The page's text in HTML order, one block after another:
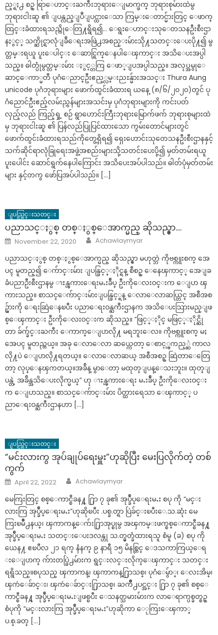
ည့္ရႈ႕ စဥ္ ရြာေဟာင္းႀကီးဘုရားေျမာက္ဖက္ ဘုရားစုမ်ားထဲမွ
ဘုရားငါးဆူ ၏ ျပန္လည္ျပဳျပင္ထားေသာ ကြမ္းေတာင္မ်ားတြင္ ေဖာက္
ထြင္းခံထားရသည္ကိုေတြ႔ရွိရ၍… ေရွးေဟာင္းသုေတသနဦးစီးဌာ
နႏွင့္ သက္ဆိုင္ရာလုံျခဳေရးအဖြဲ႕အစည္းမ်ားသို႔သတင္းေပးပို႔၍ မွ
တ္တမ္းရယူ ပူးေပါင္း ေဆာင္ရြက္ေနပါေၾကာင္း အသိေပးအပ္ပါ
သည္။ ဓါတ္ပုံမွတ္တမ္းမ်ား ႏွင့္တကြ ေဖာ္ျပအပ္ပါသည္။ အလုပ္အမွုေ
ဆာင္ေကာ္မတီ ပုဂံေညာင္ဦးဧည့္လမ္းညႊန္မ်ားအသင္း Thura Aung
unicode ပုဂံဘုရားများ ဖောက်ထွင်းခံထားရ ယနေ့ (၈/၆/၂၀၂၀)တွင် ပု
ဂံညောင်ဦးဧည့်လမ်းညွှန်များအသင်းမှ ပုဂံဘုရားများကို ကင်းပတ်
လှည့်လည် ကြည့်ရှု့ စဉ် ရွာဟောင်းကြီးဘုရားမြောက်ဖက် ဘုရားစုများထဲ
မှ ဘုရားငါးဆူ ၏ ပြန်လည်ပြုပြင်ထားသော ကွမ်းတောင်များတွင်
ဖောက်ထွင်းခံထားရသည်ကိုတွေ့ရှိရ၍ ရှေးဟောင်းသုတေသနဦးစီးဌာနနှင့်
သက်ဆိုင်ရာလုံခြုရေးအဖွဲ့အစည်းများသို့သတင်းပေးပို့၍ မှတ်တမ်းရယူ
ပူးပေါင်း ဆောင်ရွက်နေပါကြောင်း အသိပေးအပ်ပါသည်။ ဓါတ်ပုံမှတ်တမ်း
များ နှင့်တကွ ဖော်ပြအပ်ပါသည်။ […]
ျပည္တြင္းသတင္း
ပညာသင္ႏွစ္ တစ္ႏွစ္ေအာက္မည္ ဆိုသည္မွာ….
Posted
on
November 22, 2020 Author
Achawlaymyar
ပညာသင္ႏွစ္ တစ္ႏွစ္ေအာက္မည္ ဆိုသည္မွာ မဟုတ္ဘဲ ကိုဗစ္ကူးစက္ အေ
ပၚ မူတည္၍ ေက်ာင္းမ်ား ျပန္ဖြင့္ႏိုင္ရန္ စီစဥ္ ေနေၾကာင့္ အေျခ
ခံပညာဦးစီးဌာနမွ ၫႊန္ၾကားေရးမႉးခ်ဳပ္ ဦးကိုေလးဝင္းက ေျပာ ၾ
ကားသည္။ စာသင္ေက်ာင္းမ်ားျပန္ဖြင့္ရန္ ေလာေလာဆယ္တြင္ အစီအစ
ဥ္မ်ားကို ေရးဆြဲေနၿပီး ပညာေရးဝန္ႀကီးဌာနက အသိေပးသြားမည္ျဖ
စ္ေၾကာင္း ဦးကိုေလးဝင္းက ဆိုသည္။ “ဖြင့္ႏိုင္ မဖြင့္ႏိုင္ဆို
တာ ခ်က္ခ်င္းႀကီး ေကာက္ေျပာလို႔ မရဘူးေလ။ ကိုဗစ္ကူးစက္ မႈ
အေပၚ မူတည္တယ္။ အခု ေလာေလာ ဆယ္ကေတာ့ ေစာင့္ၾကည့္ဆဲ ကာလ
လို႔ပဲ ေျပာလို႔ရတယ္။ ေလာေလာဆယ္ အစီအစဥ္ ဆြဲတာေတြေ
တာ့ လုပ္ေနၾကတယ္။အခ်ိန္ မွာေတာ့ မထုတ္ျပန္ေသးဘူး။ ထုတ္ျ
ပန္တဲ့ အခ်ိန္အသိေပးလိုက္မယ္” ဟု ၫႊန္ၾကားေရး မႉးခ်ဳပ္ ဦးကိုေလးဝင္း
က ေျပာသည္။ စာသင္ေက်ာင္းမ်ား ပိတ္ထားရေသာ ေၾကာင့္ ပ
ညာေရးဝန္ႀကီးဌာနဟာ […]
ျပည္တြင္းသတင္း
“မင်းလားကွ အုပ်ချုပ်ရေးမှူး”ဟုဆိုပြီး မေးပြလိုက်တဲ့ တစ်
ကွက်
Posted
on
April 22, 2022 Author
Achawlaymyar
မေကြးတြင္ စစ္ေကာင္စီခန႔္ ႐ြာ ၇ ခု၏ အုပ္ခ်ဳပ္ေရးမႉး စပု ကို “မင္း
လားကြ အုပ္ခ်ဳပ္ေရးမႉး”ဟုဆိုၿပီး .ပစ္ခ.တ္ရာ ပြဲခ်င္းၿပီးေ.သ.ဆုံး မေ
ကြးၿမိဳ႕နယ္၊ ၾကာကန္ေက်း႐ြာအုပ္စုမွ အၾကမ္းဖက္စစ္ေကာင္စီခန႔္
အုပ္ခ်ဳပ္ေရးမႉး သတင္းေပးဒလန္ဟု သ.တ္မွတ္ခံထားရသူ စံမူ (ခ) စပု ကို
ယေန႔ ဧၿပီလ ၂၁ ရက္ နံနက္ ၉ နာရီ ၁၅ မိနစ္တြင္ ေဒသကာကြယ္ေရ
းေျပာက္ က်ားတပ္ဖြဲ႕မ်ားက ရွင္းလင္းလိုက္ေၾကာင္း သတင္း
ရရွိသည္။စပုသည္ ၾကာကန္၊ ၾကာကန္႐ြာသစ္၊ ပုဂံေမွ်ာ္၊ ေလးအိမ္၊
ၾကဴေခ်ာင္း၊ ၾကဴေခ်ာင္း႐ြာသစ္၊ ႀကိဳ႕ပင္အင္း ႐ြာ ၇ ခု၏ စစ္ေ
ကာင္စီခန႔္ အုပ္ခ်ဳပ္ေရးမႉးျဖစ္ၿပီး ေသနတ္သမားမ်ားက လာေရာက္ပစ္ခတ္စဥ္
စံပုကို “မင္းလားကြ အုပ္ခ်ဳပ္ေရးမႉး”ဟုဆိုကာ ေႂကြးေၾကာ္
ပ.စ္.ခတ္ […]